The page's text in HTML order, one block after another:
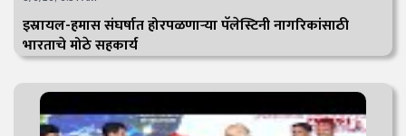
इस्रायल-हमास संघर्षात होरपळणाऱ्या पॅलेस्टिनी नागरिकांसाठी
भारताचे मोठे सहकार्य